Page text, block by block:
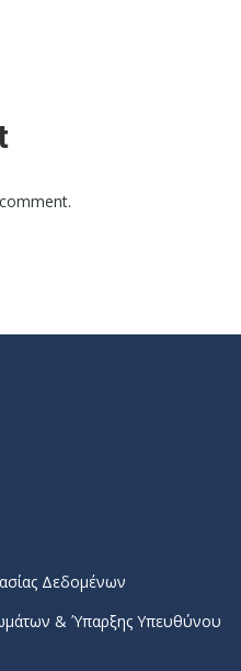
Δεδομένων
& Ύπαρξης Υπευθύνου